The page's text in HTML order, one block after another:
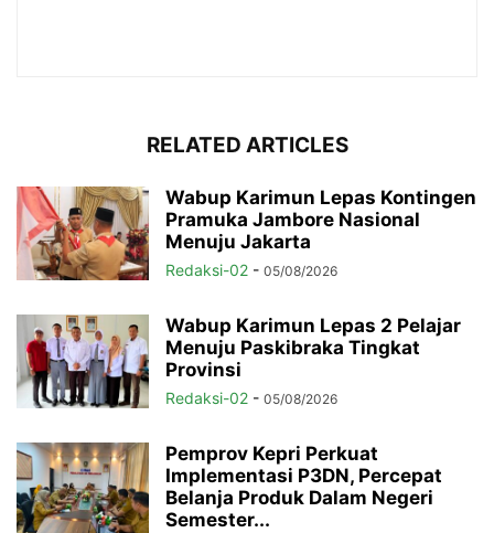
RELATED ARTICLES
Wabup Karimun Lepas Kontingen
Pramuka Jambore Nasional
Menuju Jakarta
Redaksi-02 - 05/08/2026
Wabup Karimun Lepas 2 Pelajar
Menuju Paskibraka Tingkat
Provinsi
Redaksi-02 - 05/08/2026
Pemprov Kepri Perkuat
Implementasi P3DN, Percepat
Belanja Produk Dalam Negeri
Semester...